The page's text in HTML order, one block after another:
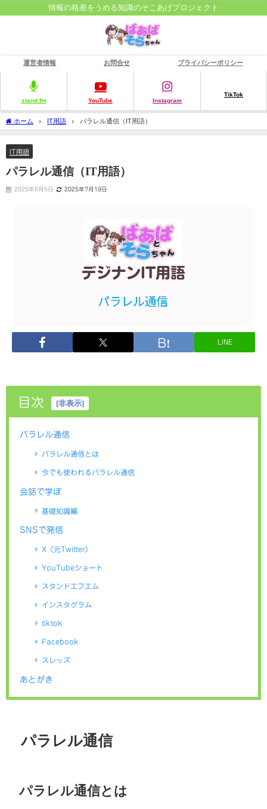
情報の格差をうめる知識のそこあげプロジェクト
運営者情報 お問合せ プライバシーポリシー
stand.fm YouTube Instagram
TikTok
ホーム IT用語 パラレル通信（IT用語）
IT用語
パラレル通信（IT用語）
2025年6月5日 2025年7月19日
LINE
目次 [非表示]
パラレル通信
パラレル通信とは
今でも使われるパラレル通信
会話で学ぼ
基礎知識編
SNSで発信
X（元Twitter）
YouTubeショート
スタンドエフエム
インスタグラム
tiktok
Facebook
スレッズ
あとがき
パラレル通信
パラレル通信とは